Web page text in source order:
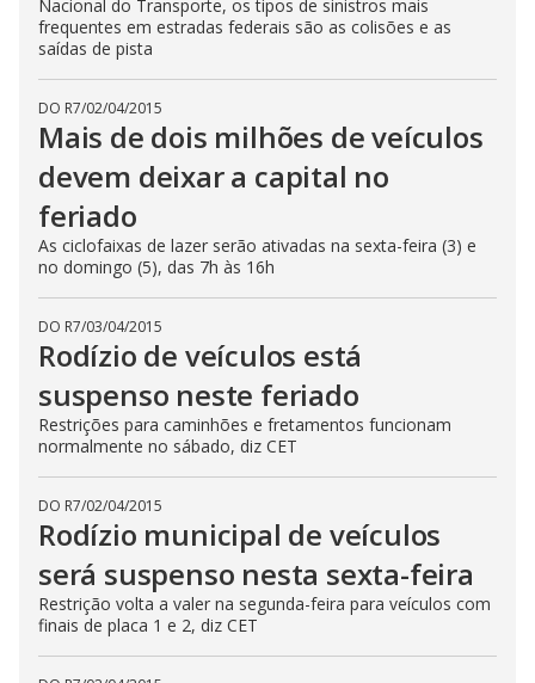
Nacional do Transporte, os tipos de sinistros mais
frequentes em estradas federais são as colisões e as
saídas de pista
DO R7/02/04/2015
Mais de dois milhões de veículos
devem deixar a capital no
feriado
As ciclofaixas de lazer serão ativadas na sexta-feira (3) e
no domingo (5), das 7h às 16h
DO R7/03/04/2015
Rodízio de veículos está
suspenso neste feriado
Restrições para caminhões e fretamentos funcionam
normalmente no sábado, diz CET
DO R7/02/04/2015
Rodízio municipal de veículos
será suspenso nesta sexta-feira
Restrição volta a valer na segunda-feira para veículos com
finais de placa 1 e 2, diz CET